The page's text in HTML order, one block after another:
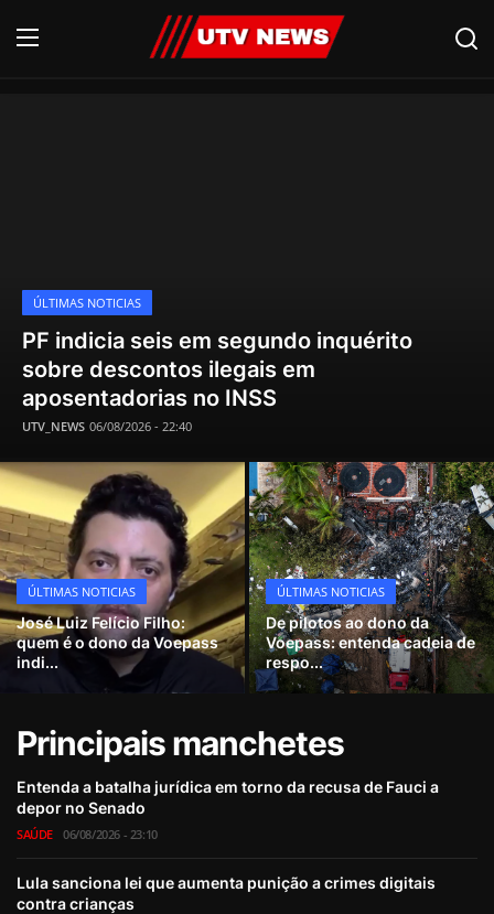
LIMEIRA
ESPIRITO SANTO
Economia
Cultura
Internacional
APOIE
Educação
Política
Saúde
Esportes
Fama e TV
ÚLTIMAS NOTICIAS
PF indicia seis em segundo inquérito
sobre descontos ilegais em
aposentadorias no INSS
UTV_NEWS 06/08/2026 - 22:40
ÚLTIMAS NOTICIAS
José Luiz Felício Filho:
quem é o dono da Voepass
indi...
ÚLTIMAS NOTICIAS
De pilotos ao dono da
Voepass: entenda cadeia de
respo...
Principais manchetes
Entenda a batalha jurídica em torno da recusa de Fauci a
depor no Senado
SAÚDE 06/08/2026 - 23:10
Lula sanciona lei que aumenta punição a crimes digitais
contra crianças